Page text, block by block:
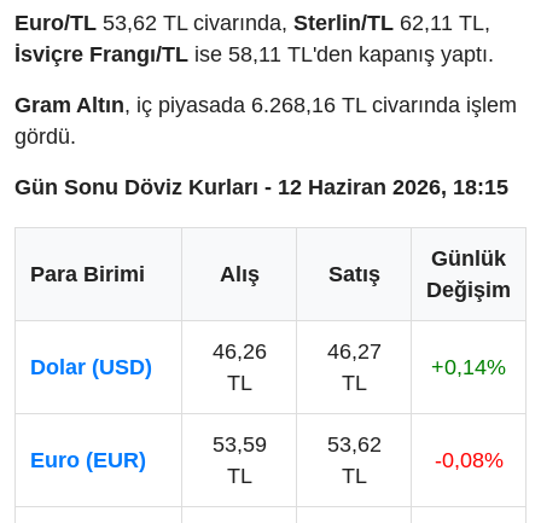
Euro/TL 53,62 TL civarında, Sterlin/TL 62,11 TL,
İsviçre Frangı/TL ise 58,11 TL'den kapanış yaptı.
Gram Altın, iç piyasada 6.268,16 TL civarında işlem
gördü.
Gün Sonu Döviz Kurları - 12 Haziran 2026, 18:15
Para Birimi Alış Satış
Günlük
Değişim
Dolar (USD)
46,26
TL
46,27
TL
+0,14%
Euro (EUR)
53,59
TL
53,62
TL
-0,08%